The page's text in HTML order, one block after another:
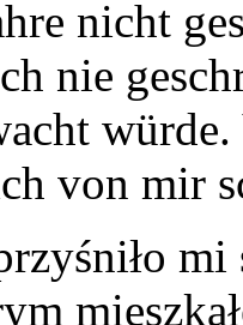
nicht
nie
von mir